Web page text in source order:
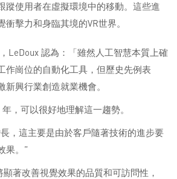
蹤使用者在虛擬環境中的移動。這些進
擊力和身臨其境的VR世界。
LeDoux 認為：「雖然人工智慧本質上確
作崗位的自動化工具，但歷史先例表
興行業創造就業機會。
，可以很好地理解這一趨勢。
，這主要是由於客戶隨著技術的進步要
果。”
著改善視覺效果的品質和可訪問性，